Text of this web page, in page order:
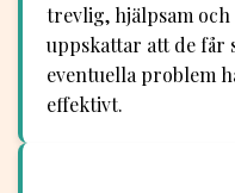
trevlig, hjälpsam
uppskattar att de får
eventuella problem
effektivt.